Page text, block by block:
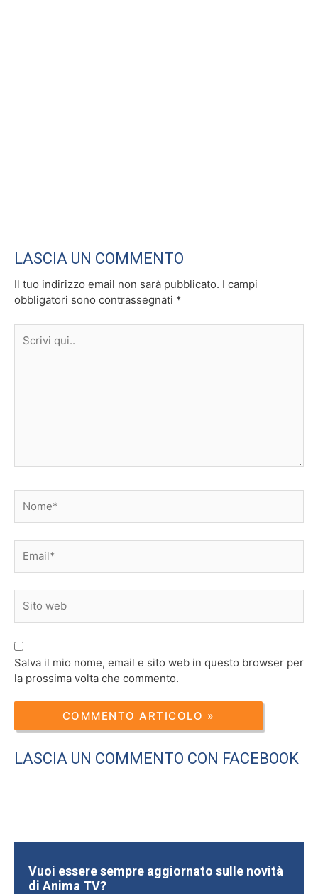
LASCIA UN COMMENTO
Il tuo indirizzo email non sarà pubblicato. I campi
obbligatori sono contrassegnati *
qui..
web
Salva il mio nome, email e sito web in questo browser per
la prossima volta che commento.
LASCIA UN COMMENTO CON FACEBOOK
Vuoi essere sempre aggiornato sulle novità
di Anima TV?